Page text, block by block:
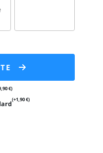
€)
(+1,90 €)